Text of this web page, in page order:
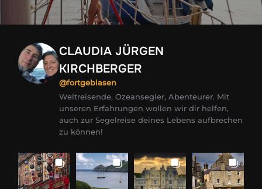
CLAUDIA JÜRGEN
KIRCHBERGER
@fortgeblasen
Weltreisende, Ozeansegler, Abenteurer. Mit
unseren Erfahrungen wollen wir dir helfen,
auch zur Segelreise deines Lebens aufbrechen
zu können!